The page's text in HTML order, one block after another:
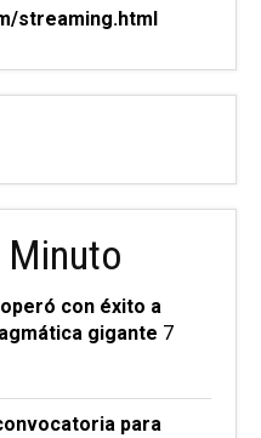
con éxito a
gigante 7
para